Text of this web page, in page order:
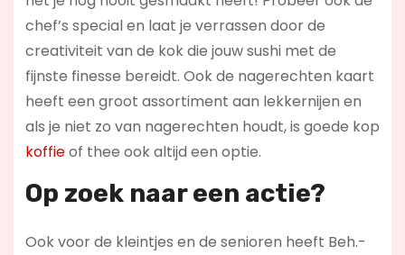
chef’s special en laat je verrassen door de
creativiteit van de kok die jouw sushi met de
fijnste finesse bereidt. Ook de nagerechten kaart
heeft een groot assortiment aan lekkernijen en
als je niet zo van nagerechten houdt, is goede kop
koffieof thee ook altijd een optie.
Op zoek naar een actie?
Ook voor de kleintjes en de senioren heeft Beh.-